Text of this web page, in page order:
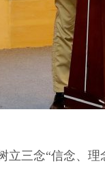
立三念“信念、